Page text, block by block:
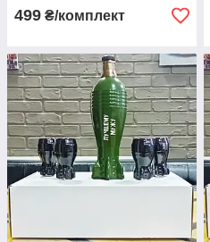
499 ₴/комплект